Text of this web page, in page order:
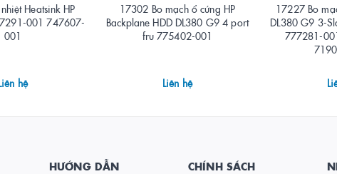
Heatsink HP
001 747607-
001
hệ
17302 Bo mạch ổ cứng HP
Backplane HDD DL380 G9 4 port
fru 775402-001
Liên hệ
17227 Bo
DL380 G9 3-
777281-
HƯỚNG DẪN CHÍNH SÁCH